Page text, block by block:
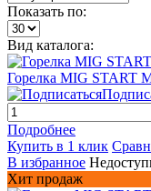
Показать по:
Вид каталога:
Горелка MIG START
Подробнее
Купить в 1 клик
В избранное
Хит продаж